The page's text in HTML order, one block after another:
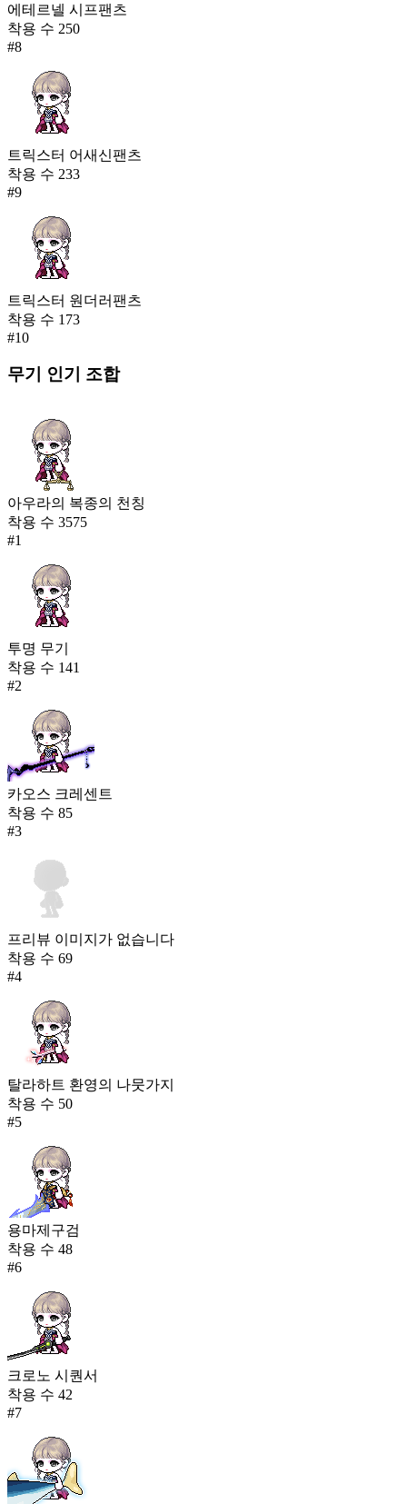
에테르넬 시프팬츠
착용 수 250
#8
트릭스터 어새신팬츠
착용 수 233
#9
트릭스터 원더러팬츠
착용 수 173
#10
무기 인기 조합
아우라의 복종의 천칭
착용 수 3575
#1
투명 무기
착용 수 141
#2
카오스 크레센트
착용 수 85
#3
프리뷰 이미지가 없습니다
착용 수 69
#4
탈라하트 환영의 나뭇가지
착용 수 50
#5
용마제구검
착용 수 48
#6
크로노 시퀀서
착용 수 42
#7